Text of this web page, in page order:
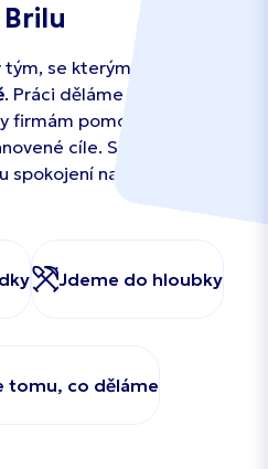
Brilu
tým, se kterým se dokážete
. Práci děláme tak, aby měla
firmám pomohla dosáhnout
cíle. Spokojení jsme
spokojení naši klienti.
Jdeme do hloubky
tomu, co děláme